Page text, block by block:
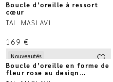
Boucle d’oreille à ressort
cœur
TAL MASLAVI
169 €
Nouveautés
Boucle d’oreille en forme de
fleur rose au design
circulaire